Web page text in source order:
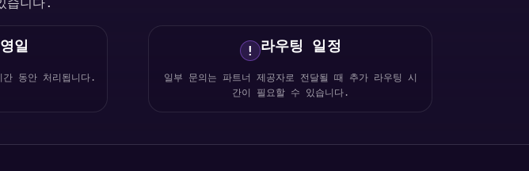
일
간 동안 처리됩니다.
! 라우팅 일정
일부 문의는 파트너 제공자로 전달될 때 추가 라우팅 시
간이 필요할 수 있습니다.